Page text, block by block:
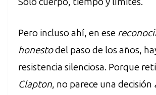
Pero incluso ahí, en ese
honestodel paso de los años,
resistencia silenciosa. Porque
Clapton, no parece una decisión